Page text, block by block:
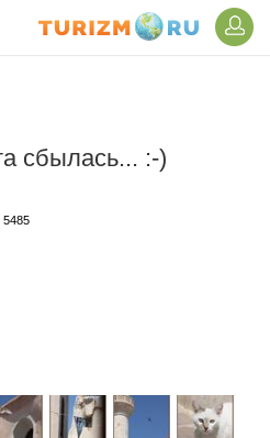
сбылась... :-)
5485